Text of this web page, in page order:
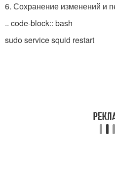
6. Сохранение изменений и
.. code-block:: bash
sudo service squid restart